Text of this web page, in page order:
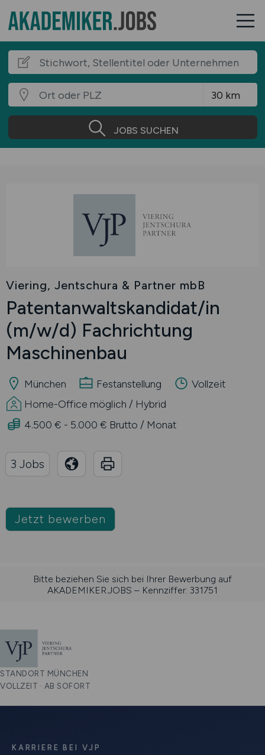
JOBS SUCHEN
Viering, Jentschura & Partner mbB
Patentanwaltskandidat/in
(m/w/d) Fachrichtung
Maschinenbau
München Festanstellung
Vollzeit
Home-Office möglich / Hybrid
4.500 € - 5.000 € Brutto / Monat
Jetzt bewerben
3 Jobs
Bitte beziehen Sie sich bei Ihrer Bewerbung auf
AKADEMIKER.JOBS – Kennziffer: 331751